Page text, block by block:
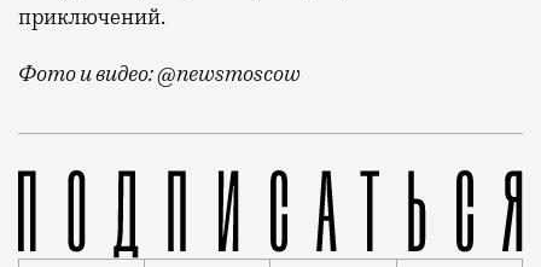
приключений.
Фото и видео: @newsmoscow
Длинные новогодние праздники окончательно